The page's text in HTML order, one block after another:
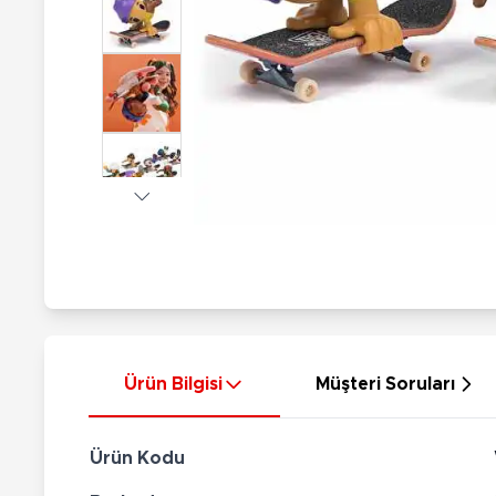
Hayvan Figürler
Çeşitli Figürler
Koleksiyon Figürler
Elektronik Ürünler
Nerf
Silahlar
Silah Setleri
Ürün Bilgisi Müşteri Soruları
Ürün Kodu